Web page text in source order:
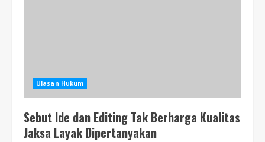
Ulasan Hukum
Sebut Ide dan Editing Tak Berharga Kualitas
Jaksa Layak Dipertanyakan